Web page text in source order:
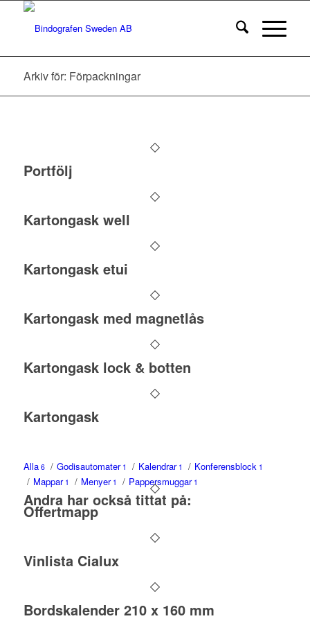
Arkiv för: Förpackningar
Portfölj
Kartongask well
Kartongask etui
Kartongask med magnetlås
Kartongask lock & botten
Kartongask
Andra har också tittat på:
Alla6 / Godisautomater1 / Kalendrar1 / Konferensblock1
/ Mappar1 / Menyer1 / Pappersmuggar1
Offertmapp
Vinlista Cialux
Bordskalender 210 x 160 mm